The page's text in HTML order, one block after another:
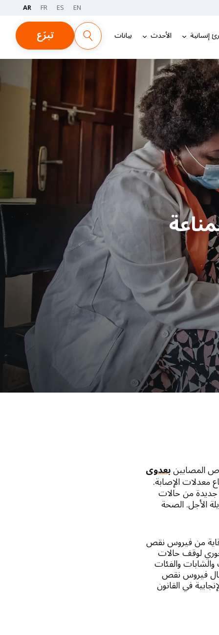
EN
ES
FR
AR
إنسانية الأحدث بيانات تبرّع
المصابينبعدوى
معدلات الإصابة.
مليون حالة عدوى منقولة جنسياً قابلة للشفاء، و4,000 حالة جديدة من حالات
الأجل. الصحة
من فيروس نقص
لوقف حالات
والفئات
فيروس نقص
في القانون